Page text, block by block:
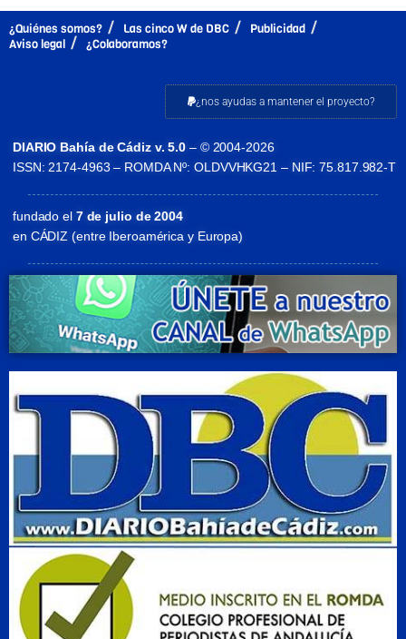
¿Quiénes somos? Las cinco W de DBC
Publicidad
Aviso legal
¿Colaboramos?
¿nos ayudas a mantener el proyecto?
DIARIO Bahía de Cádiz v. 5.0 – © 2004-2026
ISSN: 2174-4963 – ROMDA Nº: OLDVVHKG21 – NIF: 75.817.982-T
fundado el7 de julio de 2004
en CÁDIZ (entre Iberoamérica y Europa)